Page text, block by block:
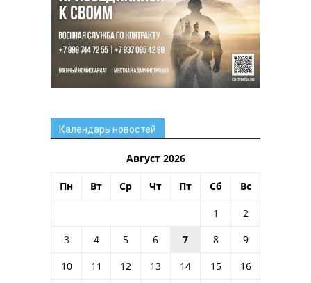
Календарь новостей
Август 2026
Пн Вт Ср Чт Пт Сб Вс
1
2
3
4 5 6 7 8
9
10
11 12 13 14 15
16